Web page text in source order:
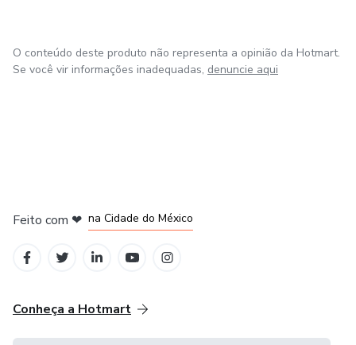
O conteúdo deste produto não representa a opinião da Hotmart.
Se você vir informações inadequadas, denuncie aqui
Feito com ❤ na Cidade do México
Conheça a Hotmart